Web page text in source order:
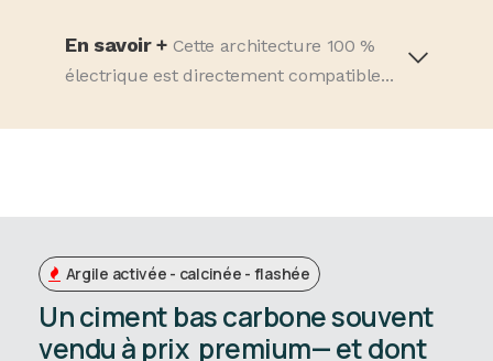
En savoir + Cette architecture 100 %
électrique est directement compatible...
Argile activée - calcinée - flashée
Un ciment bas carbone souvent
vendu à prix premium— et dont